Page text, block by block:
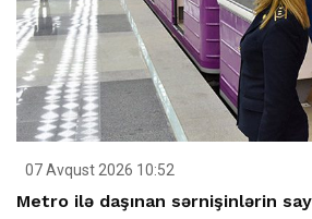
07 Avqust 2026 10:52
Metro ilə daşınan sərnişinlərin